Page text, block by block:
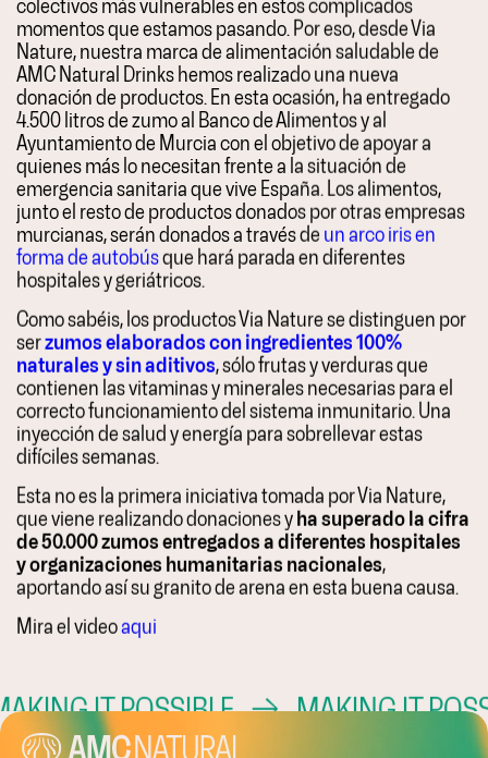
colectivos más vulnerables en estos complicados
momentos que estamos pasando. Por eso, desde Via
Nature, nuestra marca de alimentación saludable de
AMC Natural Drinks hemos realizado una nueva
donación de productos. En esta ocasión, ha entregado
4.500 litros de zumo al Banco de Alimentos y al
Ayuntamiento de Murcia con el objetivo de apoyar a
quienes más lo necesitan frente a la situación de
emergencia sanitaria que vive España. Los alimentos,
junto el resto de productos donados por otras empresas
murcianas, serán donados a través de un arco iris en
forma de autobúsque hará parada en diferentes
hospitales y geriátricos.
Como sabéis, los productos Via Nature se distinguen por
serzumos elaborados con ingredientes 100%
naturales y sin aditivos, sólo frutas y verduras que
contienen las vitaminas y minerales necesarias para el
correcto funcionamiento del sistema inmunitario. Una
inyección de salud y energía para sobrellevar estas
difíciles semanas.
Esta no es la primera iniciativa tomada por Via Nature,
que viene realizando donaciones yha superado la cifra
de 50.000 zumos entregados a diferentes hospitales
y organizaciones humanitarias nacionales,
aportando así su granito de arena en esta buena causa.
Mira el videoaqui
IT POSSIBLE → MAKING IT